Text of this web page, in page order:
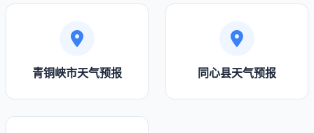
青铜峡市天气预报 同心县天气预报